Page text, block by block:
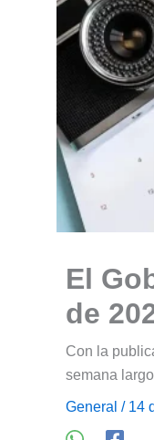
El
de
Con la
semana
General / 14